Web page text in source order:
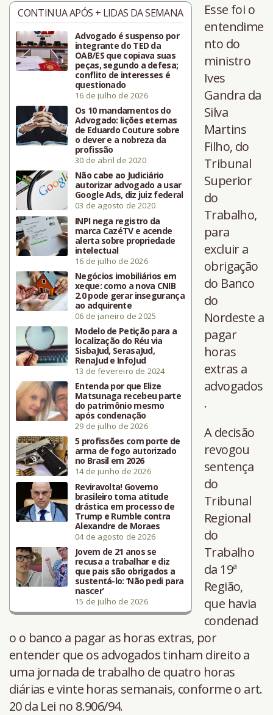
CONTINUA APÓS + LIDAS DA SEMANA
Advogado é suspenso por
integrante do TED da
OAB/ES que copiava suas
peças, segundo a defesa;
conflito de interesses é
questionado
16 de julho de 2026
Os 10 mandamentos do
Advogado: lições eternas
de Eduardo Couture sobre
o dever e a nobreza da
profissão
30 de abril de 2020
Não cabe ao Judiciário
autorizar advogado a usar
Google Ads, diz juiz federal
03 de agosto de 2020
INPI nega registro da
marca CazéTV e acende
alerta sobre propriedade
intelectual
16 de julho de 2026
Negócios imobiliários em
xeque: como a nova CNIB
2.0 pode gerar insegurança
ao adquirente
06 de janeiro de 2025
Modelo de Petição para a
localização do Réu via
SisbaJud, SerasaJud,
RenaJud e InfoJud
13 de fevereiro de 2024
Entenda por que Elize
Matsunaga recebeu parte
do patrimônio mesmo
após condenação
29 de julho de 2026
5 profissões com porte de
arma de fogo autorizado
no Brasil em 2026
14 de junho de 2026
Reviravolta! Governo
brasileiro toma atitude
drástica em processo de
Trump e Rumble contra
Alexandre de Moraes
04 de agosto de 2026
Jovem de 21 anos se
recusa a trabalhar e diz
que pais são obrigados a
sustentá-lo: ‘Não pedi para
nascer’
15 de julho de 2026
Esse foi o
entendime
nto do
ministro
Ives
Gandra da
Silva
Martins
Filho, do
Tribunal
Superior
do
Trabalho,
para
excluir a
obrigação
do Banco
do
Nordeste a
pagar
horas
extras a
advogados
.
A decisão
revogou
sentença
do
Tribunal
Regional
do
Trabalho
da 19ª
Região,
que havia
condenad
o o banco a pagar as horas extras, por
entender que os advogados tinham direito a
uma jornada de trabalho de quatro horas
diárias e vinte horas semanais, conforme o art.
20 da Lei no 8.906/94.